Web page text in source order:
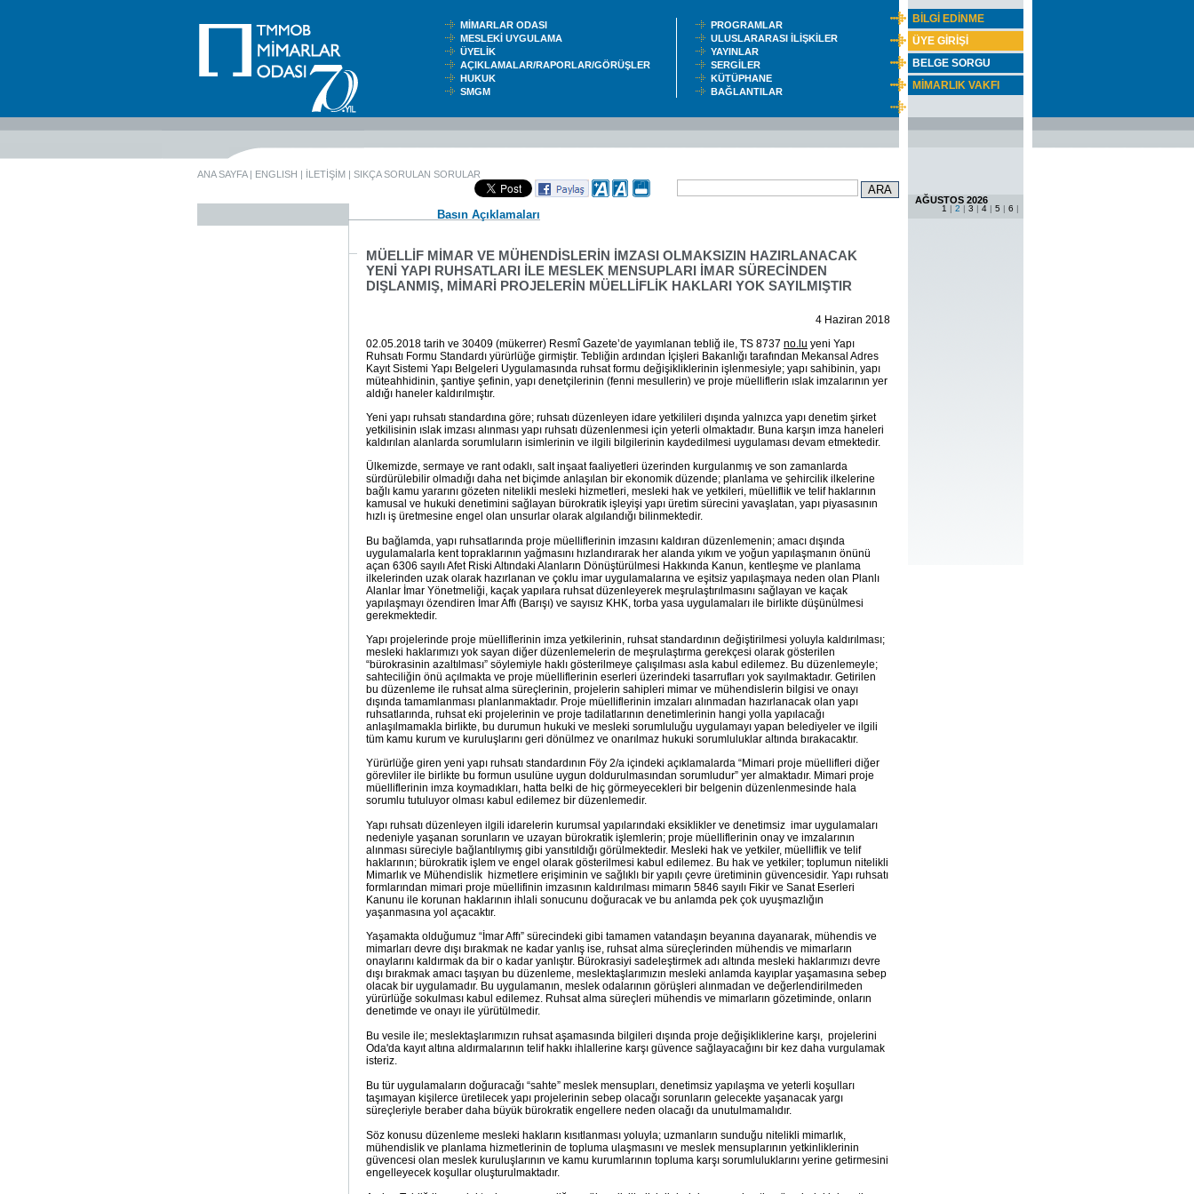
BİLGİ EDİNME
ÜYE GİRİŞİ
BELGE SORGU
MİMARLIK VAKFI
AĞUSTOS 2026
1 | 2 | 3 | 4 | 5 | 6 |
MİMARLAR ODASI
MESLEKİ UYGULAMA
ÜYELİK
AÇIKLAMALAR/RAPORLAR/GÖRÜŞLER
HUKUK
SMGM
PROGRAMLAR
ULUSLARARASI İLİŞKİLER
YAYINLAR
SERGİLER
KÜTÜPHANE
BAĞLANTILAR
ANA SAYFA| ENGLISH | İLETİŞİM | SIKÇA SORULAN SORULAR
Basın Açıklamaları
MÜELLİF MİMAR VE MÜHENDİSLERİN İMZASI OLMAKSIZIN HAZIRLANACAK
YENİ YAPI RUHSATLARI İLE MESLEK MENSUPLARI İMAR SÜRECİNDEN
DIŞLANMIŞ, MİMARİ PROJELERİN MÜELLİFLİK HAKLARI YOK SAYILMIŞTIR
4 Haziran 2018
02.05.2018 tarih ve 30409 (mükerrer) Resmî Gazete’de yayımlanan tebliğ ile, TS 8737 no.lu yeni Yapı
Ruhsatı Formu Standardı yürürlüğe girmiştir. Tebliğin ardından İçişleri Bakanlığı tarafından Mekansal Adres
Kayıt Sistemi Yapı Belgeleri Uygulamasında ruhsat formu değişikliklerinin işlenmesiyle; yapı sahibinin, yapı
müteahhidinin, şantiye şefinin, yapı denetçilerinin (fenni mesullerin) ve proje müelliflerin ıslak imzalarının yer
aldığı haneler kaldırılmıştır.
Yeni yapı ruhsatı standardına göre; ruhsatı düzenleyen idare yetkilileri dışında yalnızca yapı denetim şirket
yetkilisinin ıslak imzası alınması yapı ruhsatı düzenlenmesi için yeterli olmaktadır. Buna karşın imza haneleri
kaldırılan alanlarda sorumluların isimlerinin ve ilgili bilgilerinin kaydedilmesi uygulaması devam etmektedir.
Ülkemizde, sermaye ve rant odaklı, salt inşaat faaliyetleri üzerinden kurgulanmış ve son zamanlarda
sürdürülebilir olmadığı daha net biçimde anlaşılan bir ekonomik düzende; planlama ve şehircilik ilkelerine
bağlı kamu yararını gözeten nitelikli mesleki hizmetleri, mesleki hak ve yetkileri, müelliflik ve telif haklarının
kamusal ve hukuki denetimini sağlayan bürokratik işleyişi yapı üretim sürecini yavaşlatan, yapı piyasasının
hızlı iş üretmesine engel olan unsurlar olarak algılandığı bilinmektedir.
Bu bağlamda, yapı ruhsatlarında proje müelliflerinin imzasını kaldıran düzenlemenin; amacı dışında
uygulamalarla kent topraklarının yağmasını hızlandırarak her alanda yıkım ve yoğun yapılaşmanın önünü
açan 6306 sayılı Afet Riski Altındaki Alanların Dönüştürülmesi Hakkında Kanun, kentleşme ve planlama
ilkelerinden uzak olarak hazırlanan ve çoklu imar uygulamalarına ve eşitsiz yapılaşmaya neden olan Planlı
Alanlar İmar Yönetmeliği, kaçak yapılara ruhsat düzenleyerek meşrulaştırılmasını sağlayan ve kaçak
yapılaşmayı özendiren İmar Affı (Barışı) ve sayısız KHK, torba yasa uygulamaları ile birlikte düşünülmesi
gerekmektedir.
Yapı projelerinde proje müelliflerinin imza yetkilerinin, ruhsat standardının değiştirilmesi yoluyla kaldırılması;
mesleki haklarımızı yok sayan diğer düzenlemelerin de meşrulaştırma gerekçesi olarak gösterilen
“bürokrasinin azaltılması” söylemiyle haklı gösterilmeye çalışılması asla kabul edilemez. Bu düzenlemeyle;
sahteciliğin önü açılmakta ve proje müelliflerinin eserleri üzerindeki tasarrufları yok sayılmaktadır. Getirilen
bu düzenleme ile ruhsat alma süreçlerinin, projelerin sahipleri mimar ve mühendislerin bilgisi ve onayı
dışında tamamlanması planlanmaktadır. Proje müelliflerinin imzaları alınmadan hazırlanacak olan yapı
ruhsatlarında, ruhsat eki projelerinin ve proje tadilatlarının denetimlerinin hangi yolla yapılacağı
anlaşılmamakla birlikte, bu durumun hukuki ve mesleki sorumluluğu uygulamayı yapan belediyeler ve ilgili
tüm kamu kurum ve kuruluşlarını geri dönülmez ve onarılmaz hukuki sorumluluklar altında bırakacaktır.
Yürürlüğe giren yeni yapı ruhsatı standardının Föy 2/a içindeki açıklamalarda “Mimari proje müellifleri diğer
görevliler ile birlikte bu formun usulüne uygun doldurulmasından sorumludur” yer almaktadır. Mimari proje
müelliflerinin imza koymadıkları, hatta belki de hiç görmeyecekleri bir belgenin düzenlenmesinde hala
sorumlu tutuluyor olması kabul edilemez bir düzenlemedir.
Yapı ruhsatı düzenleyen ilgili idarelerin kurumsal yapılarındaki eksiklikler ve denetimsiz imar uygulamaları
nedeniyle yaşanan sorunların ve uzayan bürokratik işlemlerin; proje müelliflerinin onay ve imzalarının
alınması süreciyle bağlantılıymış gibi yansıtıldığı görülmektedir. Mesleki hak ve yetkiler, müelliflik ve telif
haklarının; bürokratik işlem ve engel olarak gösterilmesi kabul edilemez. Bu hak ve yetkiler; toplumun nitelikli
Mimarlık ve Mühendislik hizmetlere erişiminin ve sağlıklı bir yapılı çevre üretiminin güvencesidir. Yapı ruhsatı
formlarından mimari proje müellifinin imzasının kaldırılması mimarın 5846 sayılı Fikir ve Sanat Eserleri
Kanunu ile korunan haklarının ihlali sonucunu doğuracak ve bu anlamda pek çok uyuşmazlığın
yaşanmasına yol açacaktır.
Yaşamakta olduğumuz “İmar Affı” sürecindeki gibi tamamen vatandaşın beyanına dayanarak, mühendis ve
mimarları devre dışı bırakmak ne kadar yanlış ise, ruhsat alma süreçlerinden mühendis ve mimarların
onaylarını kaldırmak da bir o kadar yanlıştır. Bürokrasiyi sadeleştirmek adı altında mesleki haklarımızı devre
dışı bırakmak amacı taşıyan bu düzenleme, meslektaşlarımızın mesleki anlamda kayıplar yaşamasına sebep
olacak bir uygulamadır. Bu uygulamanın, meslek odalarının görüşleri alınmadan ve değerlendirilmeden
yürürlüğe sokulması kabul edilemez. Ruhsat alma süreçleri mühendis ve mimarların gözetiminde, onların
denetimde ve onayı ile yürütülmedir.
Bu vesile ile; meslektaşlarımızın ruhsat aşamasında bilgileri dışında proje değişikliklerine karşı, projelerini
Oda'da kayıt altına aldırmalarının telif hakkı ihlallerine karşı güvence sağlayacağını bir kez daha vurgulamak
isteriz.
Bu tür uygulamaların doğuracağı “sahte” meslek mensupları, denetimsiz yapılaşma ve yeterli koşulları
taşımayan kişilerce üretilecek yapı projelerinin sebep olacağı sorunların gelecekte yaşanacak yargı
süreçleriyle beraber daha büyük bürokratik engellere neden olacağı da unutulmamalıdır.
Söz konusu düzenleme mesleki hakların kısıtlanması yoluyla; uzmanların sunduğu nitelikli mimarlık,
mühendislik ve planlama hizmetlerinin de topluma ulaşmasını ve meslek mensuplarının yetkinliklerinin
güvencesi olan meslek kuruluşlarının ve kamu kurumlarının topluma karşı sorumluluklarını yerine getirmesini
engelleyecek koşullar oluşturulmaktadır.